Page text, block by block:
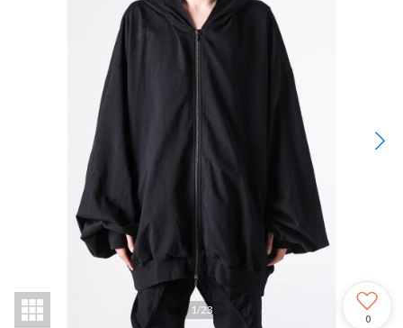
1/23
0